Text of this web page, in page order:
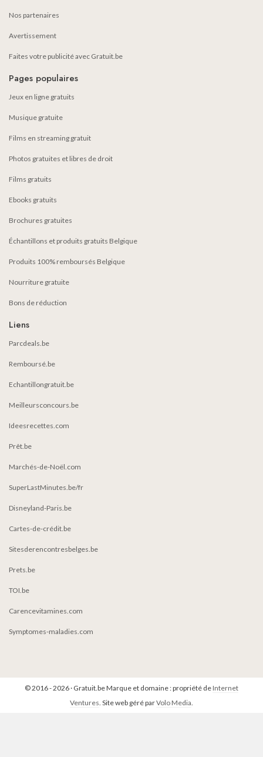
Nos partenaires
Avertissement
Faites votre publicité avec Gratuit.be
Pages populaires
Jeux en ligne gratuits
Musique gratuite
Films en streaming gratuit
Photos gratuites et libres de droit
Films gratuits
Ebooks gratuits
Brochures gratuites
Échantillons et produits gratuits Belgique
Produits 100% remboursés Belgique
Nourriture gratuite
Bons de réduction
Liens
Parcdeals.be
Remboursé.be
Echantillongratuit.be
Meilleursconcours.be
Ideesrecettes.com
Prêt.be
Marchés-de-Noël.com
SuperLastMinutes.be/fr
Disneyland-Paris.be
Cartes-de-crédit.be
Sitesderencontresbelges.be
Prets.be
TOI.be
Carencevitamines.com
Symptomes-maladies.com
© 2016 - 2026 · Gratuit.be Marque et domaine : propriété de Internet
Ventures. Site web géré parVolo Media.